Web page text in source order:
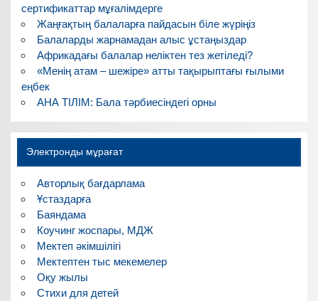
сертификаттар мұғалімдерге
Жаңғақтың балаларға пайдасын біле жүріңіз
Балаларды жарнамадан алыс ұстаңыздар
Африкадағы балалар неліктен тез жетіледі?
«Менің атам – шежіре» атты тақырыптағы ғылыми
еңбек
АНА ТІЛІМ: Бала тәрбиесіндегі орны
Электронды мұрағат
Авторлық бағдарлама
Ұстаздарға
Баяндама
Коучинг жоспары, МДЖ
Мектеп әкімшілігі
Мектептен тыс мекемелер
Оқу жылы
Стихи для детей